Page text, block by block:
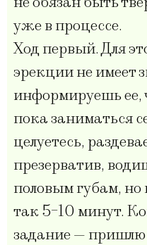
уже в процессе.
Ход первый. Для
эрекции не имеет
информируешь ее,
пока заниматься
целуетесь,
презерватив,
половым губам,
так 5-10 минут.
задание — пришлю